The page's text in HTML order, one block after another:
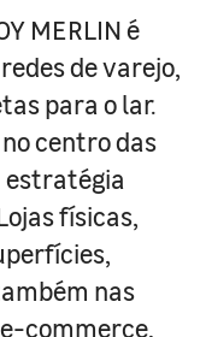
MERLIN é
de varejo,
para o lar.
centro das
estratégia
físicas,
nas
commerce,